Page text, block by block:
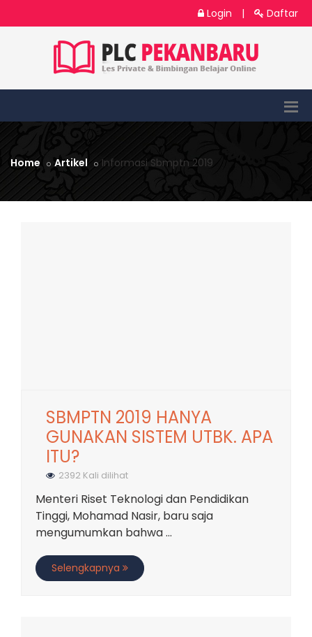
Login | Daftar
Home Artikel Informasi Sbmptn 2019
SBMPTN 2019 HANYA
GUNAKAN SISTEM UTBK. APA
ITU?
2392 Kali dilihat
Menteri Riset Teknologi dan Pendidikan
Tinggi, Mohamad Nasir, baru saja
mengumumkan bahwa ...
Selengkapnya